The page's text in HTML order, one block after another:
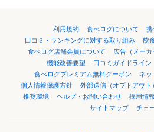
利用規約 食べログについて
携
口コミ・ランキングに対する取り組み
飲
食べログ店舗会員について
広告（メー
機能改善要望
口コミガイドライン
食べログプレミアム無料クーポン
ネッ
個人情報保護方針
外部送信（オプトアウト）
推奨環境
ヘルプ・お問い合わせ 採用情報
サイトマップ
チェ